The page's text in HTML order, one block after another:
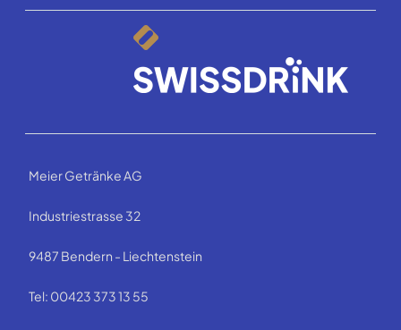
Meier Getränke AG
Industriestrasse 32
9487 Bendern - Liechtenstein
Tel: 00423 373 13 55